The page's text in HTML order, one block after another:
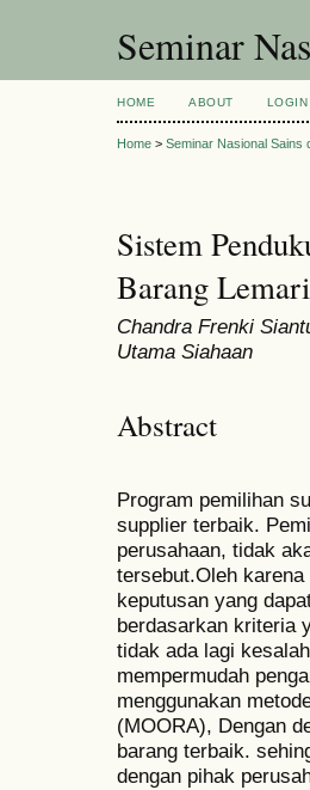
Seminar
HOME ABOUT LOGIN
Home > Seminar Nasional Sains
Sistem
Barang
Chandra Frenki
Utama Siahaan
Abstract
Program pemilihan
supplier terbaik.
perusahaan, tidak
tersebut.Oleh
keputusan yang
berdasarkan kriteria
tidak ada lagi
mempermudah
menggunakan
(MOORA), Dengan
barang terbaik.
dengan pihak